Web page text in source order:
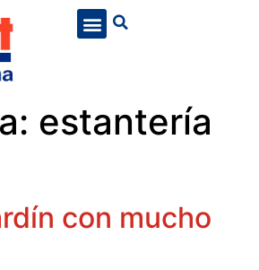
estantería
con mucho